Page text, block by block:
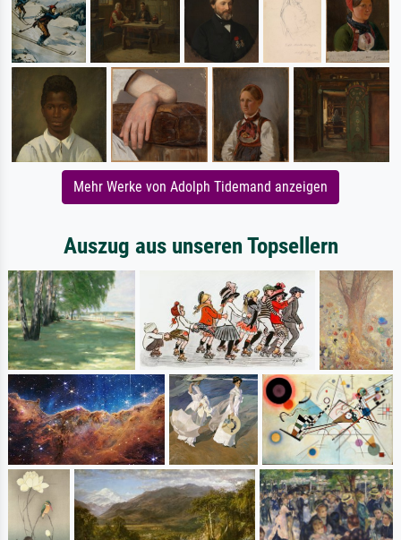
Mehr Werke von Adolph Tidemand anzeigen
Auszug aus unseren Topsellern